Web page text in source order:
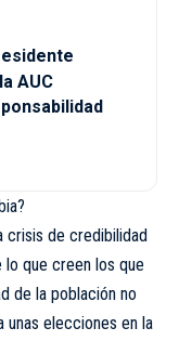
AUC
crisis de credibilidad
que creen los que
de la población no
unas elecciones en la